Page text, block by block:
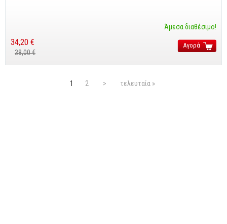
Άμεσα διαθέσιμο!
34,20 €
38,00 €
Αγορά
1 2 > τελευταία »